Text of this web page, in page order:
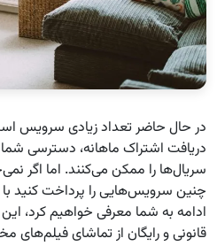
در حال حاضر تعداد زیادی سرویس
دریافت اشتراک ماهانه، دسترسی شما
سریال‌ها را ممکن می‌کنند. اما اگر
چنین سرویس‌هایی را پرداخت کنید
ادامه به شما معرفی خواهیم کرد، این
قانونی و رایگان از تماشای فیلم‌های